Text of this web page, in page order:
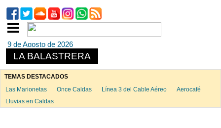
9 de Agosto de 2026
LA BALASTRERA
TEMAS DESTACADOS
Las Marionetas
Once Caldas Línea 3 del Cable Aéreo
Aerocafé
Lluvias en Caldas